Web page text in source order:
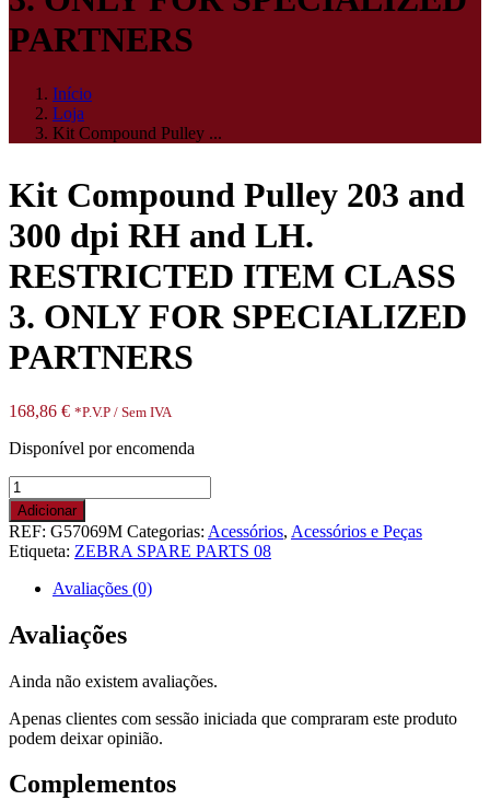
PARTNERS
Início
Loja
Kit Compound Pulley ...
Kit Compound Pulley 203 and
300 dpi RH and LH.
RESTRICTED ITEM CLASS
3. ONLY FOR SPECIALIZED
PARTNERS
168,86 € *P.V.P / Sem IVA
Disponível por encomenda
Quantidade
de
Kit
Compound
Pulley
300
dpi
and
RESTRICTED
ITEM
3.
Adicionar
REF: G57069M Categorias: Acessórios, Acessórios e Peças
Etiqueta: ZEBRA SPARE PARTS 08
Avaliações (0)
Avaliações
Ainda não existem avaliações.
Apenas clientes com sessão iniciada que compraram este produto
podem deixar opinião.
Complementos